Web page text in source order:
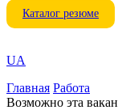
Каталог резюме
UA
Главная Работа
Возможно эта